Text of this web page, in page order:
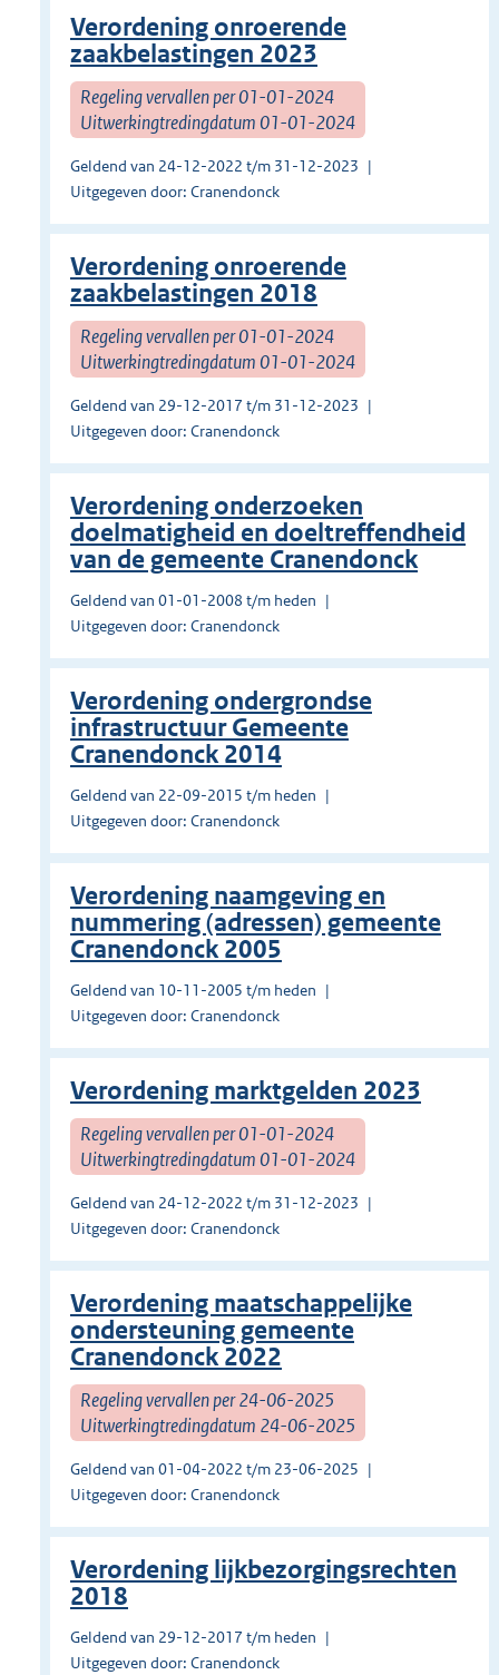
Verordening onroerende
zaakbelastingen 2023
Regeling vervallen per 01-01-2024
Uitwerkingtredingdatum 01-01-2024
Geldend van 24-12-2022 t/m 31-12-2023
Uitgegeven door: Cranendonck
Verordening onroerende
zaakbelastingen 2018
Regeling vervallen per 01-01-2024
Uitwerkingtredingdatum 01-01-2024
Geldend van 29-12-2017 t/m 31-12-2023
Uitgegeven door: Cranendonck
Verordening onderzoeken
doelmatigheid en doeltreffendheid
van de gemeente Cranendonck
Geldend van 01-01-2008 t/m heden
Uitgegeven door: Cranendonck
Verordening ondergrondse
infrastructuur Gemeente
Cranendonck 2014
Geldend van 22-09-2015 t/m heden
Uitgegeven door: Cranendonck
Verordening naamgeving en
nummering (adressen) gemeente
Cranendonck 2005
Geldend van 10-11-2005 t/m heden
Uitgegeven door: Cranendonck
Verordening marktgelden 2023
Regeling vervallen per 01-01-2024
Uitwerkingtredingdatum 01-01-2024
Geldend van 24-12-2022 t/m 31-12-2023
Uitgegeven door: Cranendonck
Verordening maatschappelijke
ondersteuning gemeente
Cranendonck 2022
Regeling vervallen per 24-06-2025
Uitwerkingtredingdatum 24-06-2025
Geldend van 01-04-2022 t/m 23-06-2025
Uitgegeven door: Cranendonck
Verordening lijkbezorgingsrechten
2018
Geldend van 29-12-2017 t/m heden
Uitgegeven door: Cranendonck